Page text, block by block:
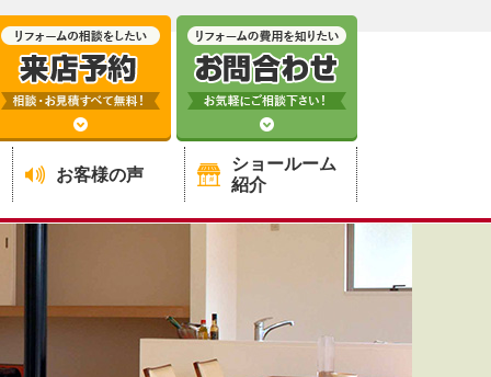
お客様の声
ショールーム
紹介